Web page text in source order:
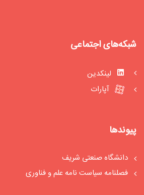
شبکه‌های اجتماعی
لینکدین
آپارات
پیوندها
دانشگاه صنعتی شریف
فصلنامه سیاست‏ نامه علم و فناوری